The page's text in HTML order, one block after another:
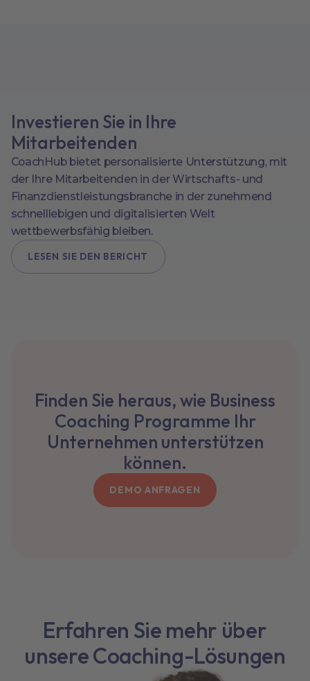
Investieren Sie in Ihre
Mitarbeitenden
CoachHub bietet personalisierte Unterstützung, mit
der Ihre Mitarbeitenden in der Wirtschafts- und
Finanzdienstleistungsbranche in der zunehmend
schnelllebigen und digitalisierten Welt
wettbewerbsfähig bleiben.
LESEN SIE DEN BERICHT
Finden Sie heraus, wie Business
Coaching Programme Ihr
Unternehmen unterstützen
können.
DEMO ANFRAGEN
Erfahren Sie mehr über
unsere Coaching-Lösungen